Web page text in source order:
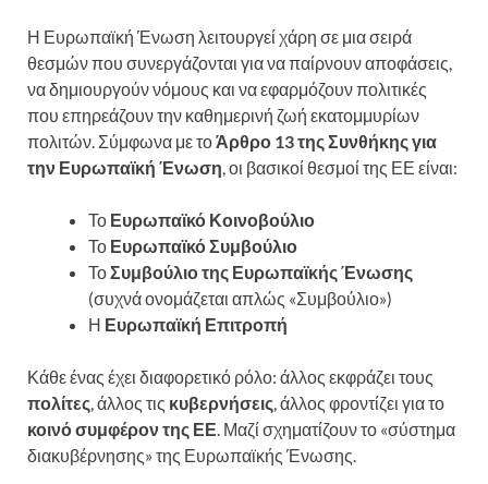
Η Ευρωπαϊκή Ένωση λειτουργεί χάρη σε μια σειρά
θεσμών που συνεργάζονται για να παίρνουν αποφάσεις,
να δημιουργούν νόμους και να εφαρμόζουν πολιτικές
που επηρεάζουν την καθημερινή ζωή εκατομμυρίων
πολιτών. Σύμφωνα με τοΆρθρο 13 της Συνθήκης για
την Ευρωπαϊκή Ένωση , οι βασικοί θεσμοί της ΕΕ είναι:
Το Ευρωπαϊκό Κοινοβούλιο
Το Ευρωπαϊκό Συμβούλιο
ΤοΣυμβούλιο της Ευρωπαϊκής Ένωσης
(συχνά ονομάζεται απλώς «Συμβούλιο»)
Η Ευρωπαϊκή Επιτροπή
Κάθε ένας έχει διαφορετικό ρόλο: άλλος εκφράζει τους
πολίτες , άλλος τις κυβερνήσεις , άλλος φροντίζει για το
κοινό συμφέρον της ΕΕ . Μαζί σχηματίζουν το «σύστημα
διακυβέρνησης» της Ευρωπαϊκής Ένωσης.